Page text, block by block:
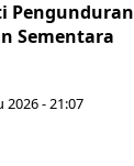
Pengunduran
Sementara
2026 - 21:07